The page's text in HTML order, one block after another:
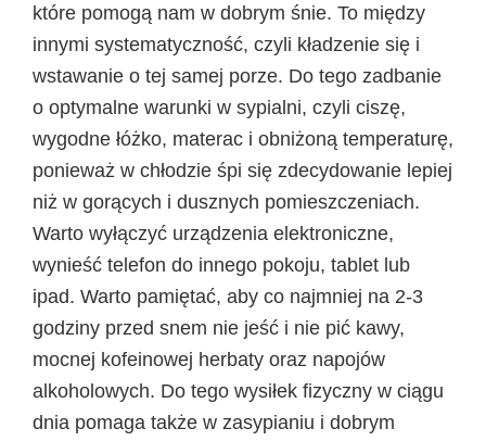
które pomogą nam w dobrym śnie. To między
innymi systematyczność, czyli kładzenie się i
wstawanie o tej samej porze. Do tego zadbanie
o optymalne warunki w sypialni, czyli ciszę,
wygodne łóżko, materac i obniżoną temperaturę,
ponieważ w chłodzie śpi się zdecydowanie lepiej
niż w gorących i dusznych pomieszczeniach.
Warto wyłączyć urządzenia elektroniczne,
wynieść telefon do innego pokoju, tablet lub
ipad. Warto pamiętać, aby co najmniej na 2-3
godziny przed snem nie jeść i nie pić kawy,
mocnej kofeinowej herbaty oraz napojów
alkoholowych. Do tego wysiłek fizyczny w ciągu
dnia pomaga także w zasypianiu i dobrym